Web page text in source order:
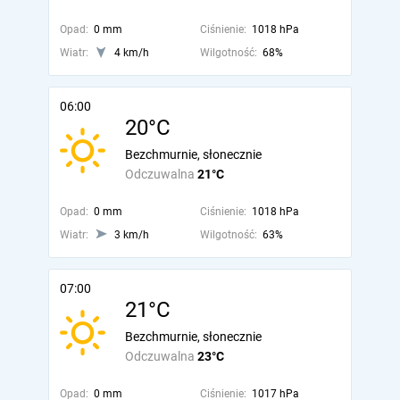
Opad: 0 mm Ciśnienie: 1018 hPa
Wiatr:
4 km/h Wilgotność: 68%
06:00
20°C
Odczuwalna 21°C
Bezchmurnie, słonecznie
Opad: 0 mm Ciśnienie: 1018 hPa
Wiatr:
3 km/h Wilgotność: 63%
07:00
21°C
Odczuwalna 23°C
Bezchmurnie, słonecznie
Opad: 0 mm Ciśnienie: 1017 hPa